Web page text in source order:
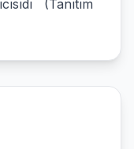
(Tanıtım